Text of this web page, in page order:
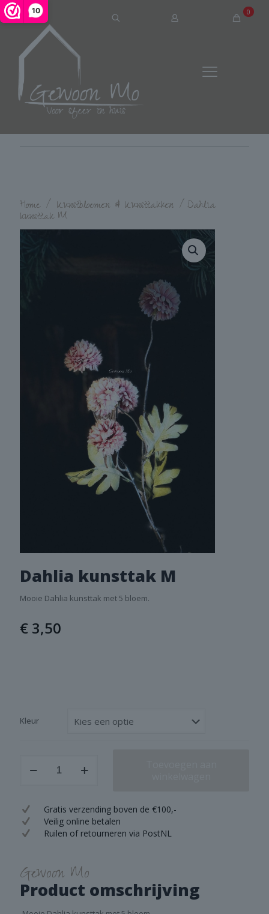
10 0
Home / Kunstbloemen & Kunsttakken / Dahlia
kunsttak M
Dahlia kunsttak M
Mooie Dahlia kunsttak met 5 bloem.
€ 3,50
Kleur
kunsttak
Gratis verzending boven de €100,-
Veilig online betalen
Ruilen of retourneren via PostNL
Gewoon Mo
Product omschrijving